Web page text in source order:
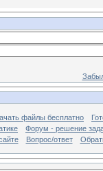
файлы бесплатно
Форум - решение
Вопрос/ответ